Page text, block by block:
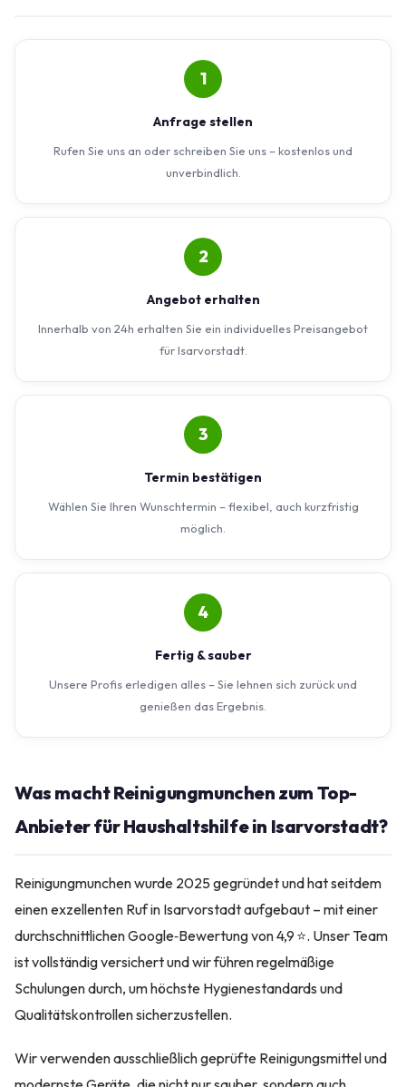
1
Anfrage stellen
Rufen Sie uns an oder schreiben Sie uns – kostenlos und
unverbindlich.
2
Angebot erhalten
Innerhalb von 24h erhalten Sie ein individuelles Preisangebot
für Isarvorstadt.
3
Termin bestätigen
Wählen Sie Ihren Wunschtermin – flexibel, auch kurzfristig
möglich.
4
Fertig & sauber
Unsere Profis erledigen alles – Sie lehnen sich zurück und
genießen das Ergebnis.
Was macht Reinigungmunchen zum Top-
Anbieter für Haushaltshilfe in Isarvorstadt?
Reinigungmunchen wurde 2025 gegründet und hat seitdem
einen exzellenten Ruf in Isarvorstadt aufgebaut – mit einer
durchschnittlichen Google‑Bewertung von 4,9 ⭐. Unser Team
ist vollständig versichert und wir führen regelmäßige
Schulungen durch, um höchste Hygienestandards und
Qualitätskontrollen sicherzustellen.
Wir verwenden ausschließlich geprüfte Reinigungsmittel und